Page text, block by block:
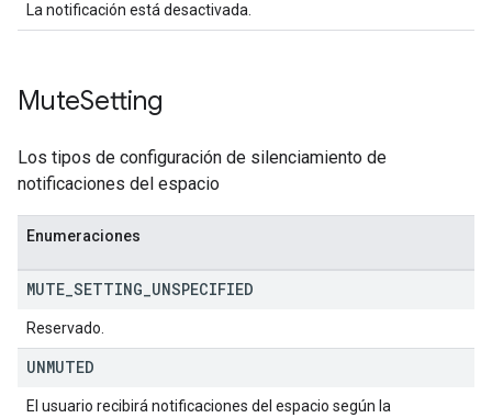
La notificación está desactivada.
MuteSetting
Los tipos de configuración de silenciamiento de
notificaciones del espacio
Enumeraciones
MUTE SETTING UNSPECIFIED
Reservado.
UNMUTED
El usuario recibirá notificaciones del espacio según la